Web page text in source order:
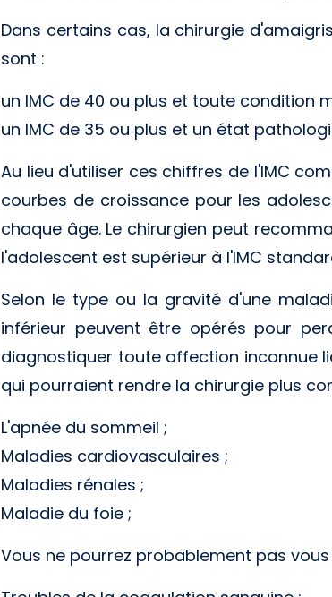
Dans certains cas, la chirurgie
sont :
un IMC de 40 ou plus et toute condition
un IMC de 35 ou plus et un état
Au lieu d'utiliser ces chiffres de l'IMC
courbes de croissance pour les
chaque âge. Le chirurgien peut
l'adolescent est supérieur à l'IMC
Selon le type ou la gravité d'une
inférieur peuvent être opérés pour
diagnostiquer toute affection inconnue
qui pourraient rendre la chirurgie plus
L'apnée du sommeil ;
Maladies cardiovasculaires ;
Maladies rénales ;
Maladie du foie ;
Vous ne pourrez probablement pas